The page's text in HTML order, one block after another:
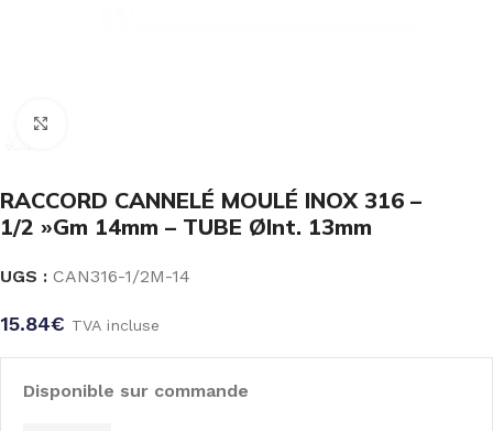
RACCORD CANNELÉ MOULÉ INOX 316 –
1/2 »Gm 14mm – TUBE ØInt. 13mm
UGS : CAN316-1/2M-14
15.84€ TVA incluse
Disponible sur commande